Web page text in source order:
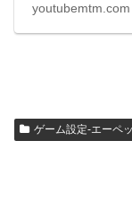
youtubemtm.com
ゲーム設定-エーペ